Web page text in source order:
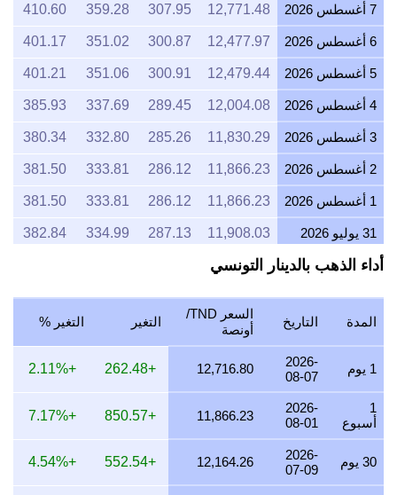
7 أغسطس 2026 12,771.48
307.95
359.28
410.60
6 أغسطس 2026 12,477.97
300.87
351.02
401.17
5 أغسطس 2026 12,479.44
300.91
351.06
401.21
4 أغسطس 2026 12,004.08
289.45
337.69
385.93
3 أغسطس 2026 11,830.29
285.26
332.80
380.34
2 أغسطس 2026 11,866.23
286.12
333.81
381.50
1 أغسطس 2026 11,866.23
286.12
333.81
381.50
31 يوليو 2026 11,908.03
287.13
334.99
382.84
30 يوليو 2026 12,119.39
29 يوليو 2026 11,981.78
288.91
337.06
385.21
28 يوليو 2026 11,971.15
288.65
384.87
27 يوليو 2026 12,093.88
340.22
388.82
26 يوليو 2026 12,003.97
289.45
25 يوليو 2026 11,996.54
289.27
337.48
385.69
24 يوليو 2026 12,045.30
290.44
338.85
387.26
23 يوليو 2026 11,985.47
289.00
أداء الذهب بالدينار التونسي
المدة التاريخ
السعر TND/
أونصة
التغير التغير %
1 يوم
2026-
08-07
12,716.80
+262.48
+2.11%
1
أسبوع
2026-
08-01
11,866.23
+850.57
+7.17%
30 يوم
2026-
07-09
12,164.26
+552.54
+4.54%